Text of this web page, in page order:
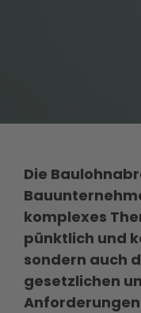
Die
komplexes
pünktlich und
sondern auch
gesetzlichen